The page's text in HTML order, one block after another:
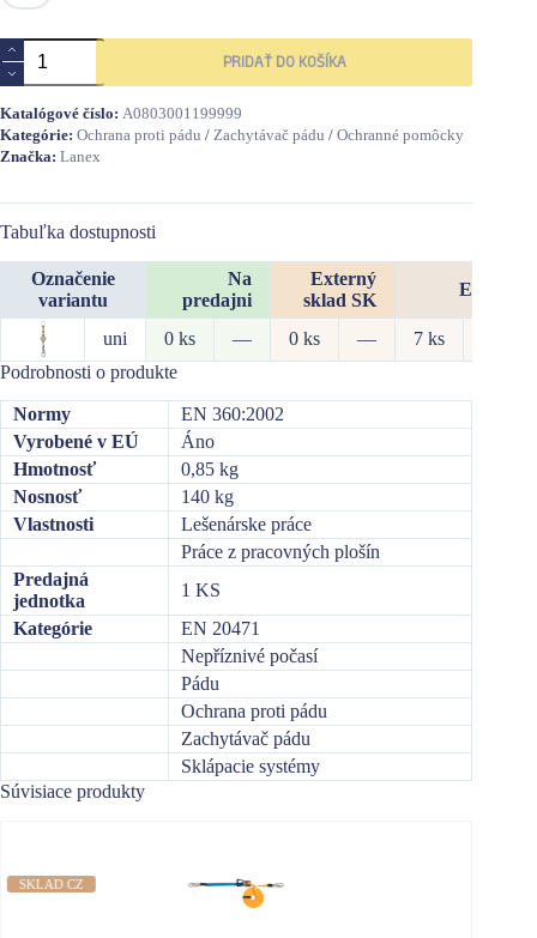
množstvo
Zatah.
zachyc.
pádu
MINI
PROTECTOR-
PRIDAŤ DO KOŠÍKA
Katalógové číslo: A0803001199999
Kategórie: Ochrana proti pádu / Zachytávač pádu / Ochranné pomôcky
Značka: Lanex
Tabuľka dostupnosti
Označenie
variantu
Na
predajni
Externý
sklad SK
Externý
uni 0 ks — 0 ks — 7 ks
Podrobnosti o produkte
Normy
EN 360:2002
Vyrobené v EÚ
Áno
Hmotnosť
0,85 kg
Nosnosť
140 kg
Vlastnosti
Lešenárske práce
Práce z pracovných plošín
Predajná
jednotka
1 KS
Kategórie
EN 20471
Nepříznivé počasí
Pádu
Ochrana proti pádu
Zachytávač pádu
Sklápacie systémy
Súvisiace produkty
SKLAD CZ